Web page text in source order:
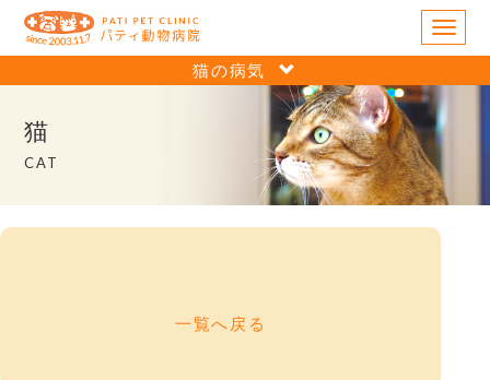
M
e
n
u
猫
CAT
猫の病気
一覧へ戻る